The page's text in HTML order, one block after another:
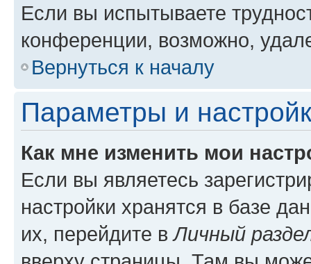
Если вы испытываете
конференции, возможно,
Вернуться к началу
Параметры и
Как мне изменить мои
Если вы являетесь
настройки хранятся в базе
их, перейдите вЛичный